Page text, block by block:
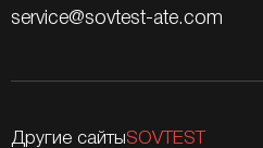
service@sovtest-ate.com
Другие сайтыSOVTEST